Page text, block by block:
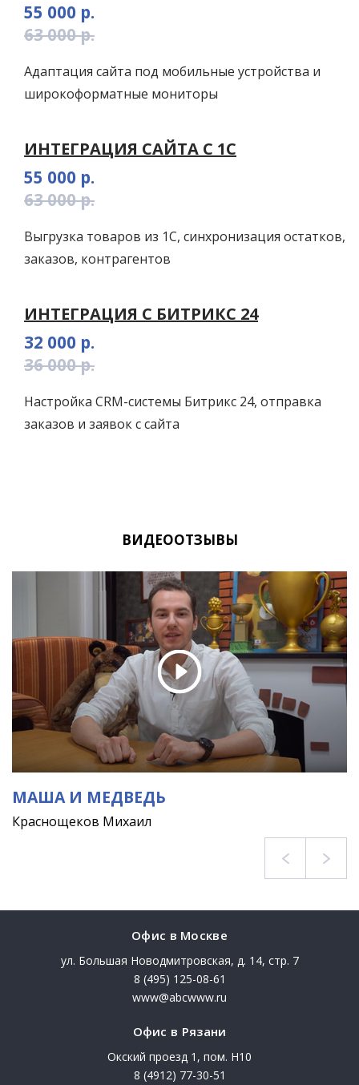
55 000 р.
63 000 р.
Адаптация сайта под мобильные устройства и
широкоформатные мониторы
ИНТЕГРАЦИЯ САЙТА С 1С
55 000 р.
63 000 р.
Выгрузка товаров из 1С, синхронизация остатков,
заказов, контрагентов
ИНТЕГРАЦИЯ С БИТРИКС 24
32 000 р.
36 000 р.
Настройка CRM-системы Битрикс 24, отправка
заказов и заявок с сайта
ВИДЕООТЗЫВЫ
МАША И МЕДВЕДЬ
Краснощеков Михаил
Офис в Москве
ул. Большая Новодмитровская, д. 14, стр. 7
8 (495) 125-08-61
www@abcwww.ru
Офис в Рязани
Окский проезд 1, пом. Н10
8 (4912) 77-30-51